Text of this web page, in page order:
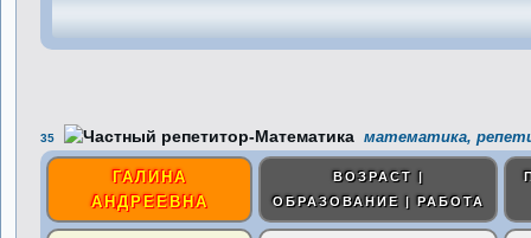
35 математика,
ГАЛИНА
АНДРЕЕВНА
ВОЗРАСТ |
ОБРАЗОВАНИЕ | РАБОТА